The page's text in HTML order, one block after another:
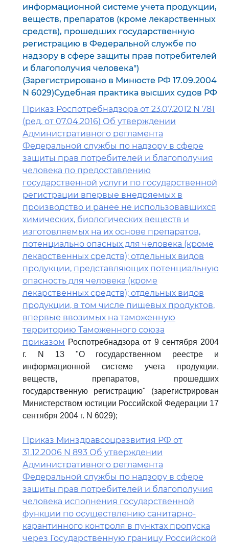
информационной системе учета продукции,
веществ, препаратов (кроме лекарственных
средств), прошедших государственную
регистрацию в Федеральной службе по
надзору в сфере защиты прав потребителей
и благополучия человека")
(Зарегистрировано в Минюсте РФ 17.09.2004
N 6029)Судебная практика высших судов РФ
Приказ Роспотребнадзора от 23.07.2012 N 781
(ред. от 07.04.2016) Об утверждении
Административного регламента
Федеральной службы по надзору в сфере
защиты прав потребителей и благополучия
человека по предоставлению
государственной услуги по государственной
регистрации впервые внедряемых в
производство и ранее не использовавшихся
химических, биологических веществ и
изготовляемых на их основе препаратов,
потенциально опасных для человека (кроме
лекарственных средств); отдельных видов
продукции, представляющих потенциальную
опасность для человека (кроме
лекарственных средств); отдельных видов
продукции, в том числе пищевых продуктов,
впервые ввозимых на таможенную
территорию Таможенного союза
приказом Роспотребнадзора от 9 сентября 2004
г. N 13 "О государственном реестре и
информационной системе учета продукции,
веществ, препаратов, прошедших
государственную регистрацию" (зарегистрирован
Министерством юстиции Российской Федерации 17
сентября 2004 г. N 6029);
Приказ Минздравсоцразвития РФ от
31.12.2006 N 893 Об утверждении
Административного регламента
Федеральной службы по надзору в сфере
защиты прав потребителей и благополучия
человека исполнения государственной
функции по осуществлению санитарно-
карантинного контроля в пунктах пропуска
через Государственную границу Российской